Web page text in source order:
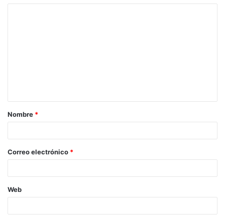
a
r
*
Nombre *
Correo electrónico *
Web